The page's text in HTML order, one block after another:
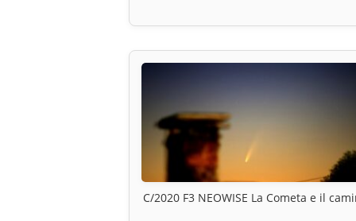
C/2020 F3 NEOWISE La Cometa e il